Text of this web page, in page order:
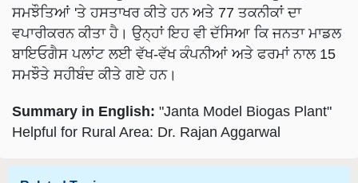
ਵਪਾਰੀਕਰਨ ਕੀਤਾ ਹੈ। ਉਨ੍ਹਾਂ ਇਹ ਵੀ ਦੱਸਿਆ ਕਿ ਜਨਤਾ ਮਾਡਲ
ਬਾਇਓਗੈਸ ਪਲਾਂਟ ਲਈ ਵੱਖ-ਵੱਖ ਕੰਪਨੀਆਂ ਅਤੇ ਫਰਮਾਂ ਨਾਲ 15
ਸਮਝੌਤੇ ਸਹੀਬੰਦ ਕੀਤੇ ਗਏ ਹਨ।
Helpful for Rural Area: Dr. Rajan Aggarwal